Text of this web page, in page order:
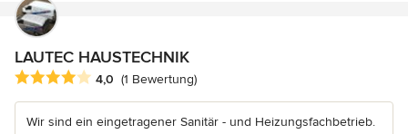
LAUTEC HAUSTECHNIK
Durchschnittliche Bewertung: 4 von 5 Sternen
4,0 (1 Bewertung)
Wir sind ein eingetragener Sanitär - und Heizungsfachbetrieb.